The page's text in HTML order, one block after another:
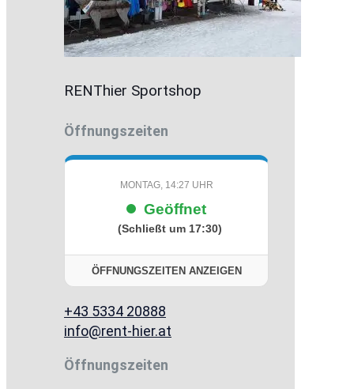
RENThier Sportshop
Öffnungszeiten
MONTAG, 14:27 UHR
Geöffnet
(Schließt um 17:30)
ÖFFNUNGSZEITEN ANZEIGEN
+43 5334 20888
info@rent-hier.at
Öffnungszeiten